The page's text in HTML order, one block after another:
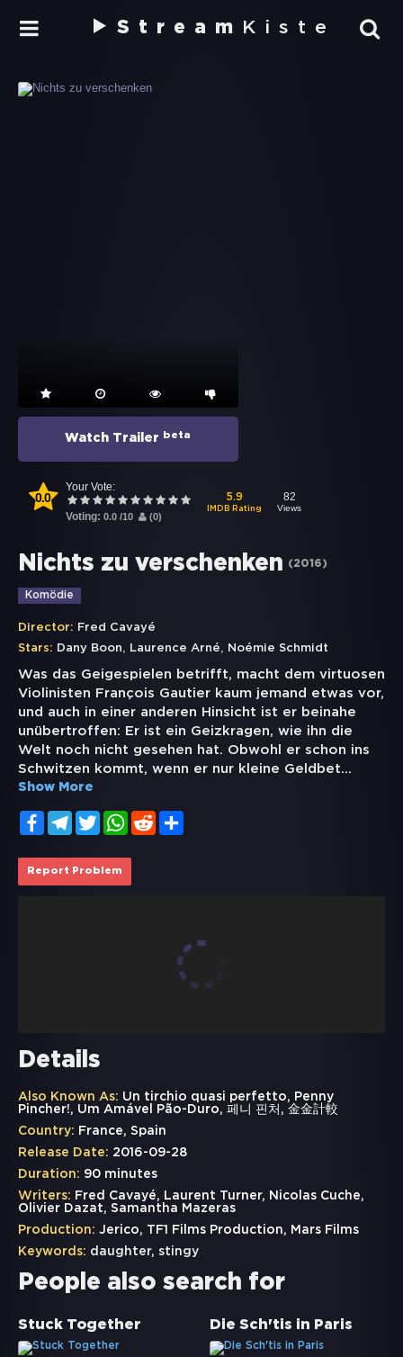
Stream Kiste
Watch Trailer beta
0.0
Your Vote:
Voting: 0.0 /10 (0)
5.9
IMDB Rating
82
Views
Nichts zu verschenken (2016)
Komödie
Director: Fred Cavayé
Stars: Dany Boon, Laurence Arné, Noémie Schmidt
Was das Geigespielen betrifft, macht dem virtuosen
Violinisten François Gautier kaum jemand etwas vor,
und auch in einer anderen Hinsicht ist er beinahe
unübertroffen: Er ist ein Geizkragen, wie ihn die
Welt noch nicht gesehen hat. Obwohl er schon ins
Schwitzen kommt, wenn er nur kleine Geldbet...
Show More
FacebookTelegramTwitterWhatsApp
Reddit
Report Problem
Details
Also Known As: Un tirchio quasi perfetto, Penny
Pincher!, Um Amável Pão-Duro, 페니 핀처, 金金計較
Country: France, Spain
Release Date: 2016-09-28
Duration: 90 minutes
Writers: Fred Cavayé, Laurent Turner, Nicolas Cuche,
Olivier Dazat, Samantha Mazeras
Production: Jerico, TF1 Films Production, Mars Films
Keywords: daughter, stingy
People also search for
Stuck Together Die Sch'tis in Paris